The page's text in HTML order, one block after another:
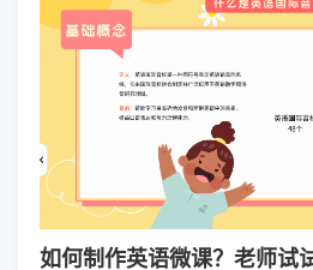
如何制作英语微课？老师试